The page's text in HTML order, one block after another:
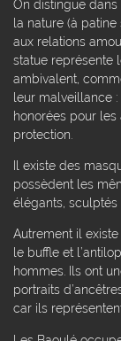
On distingue dans
la nature (à
aux relations
statue représente
ambivalent,
leur malveillance
honorées pour
protection.
Il existe des
possèdent les
élégants, sculptés
Autrement il
le buffle et
hommes. Ils ont
portraits
car ils